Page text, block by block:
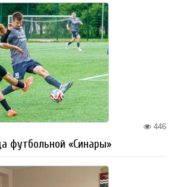
446
футбольной «Синары»